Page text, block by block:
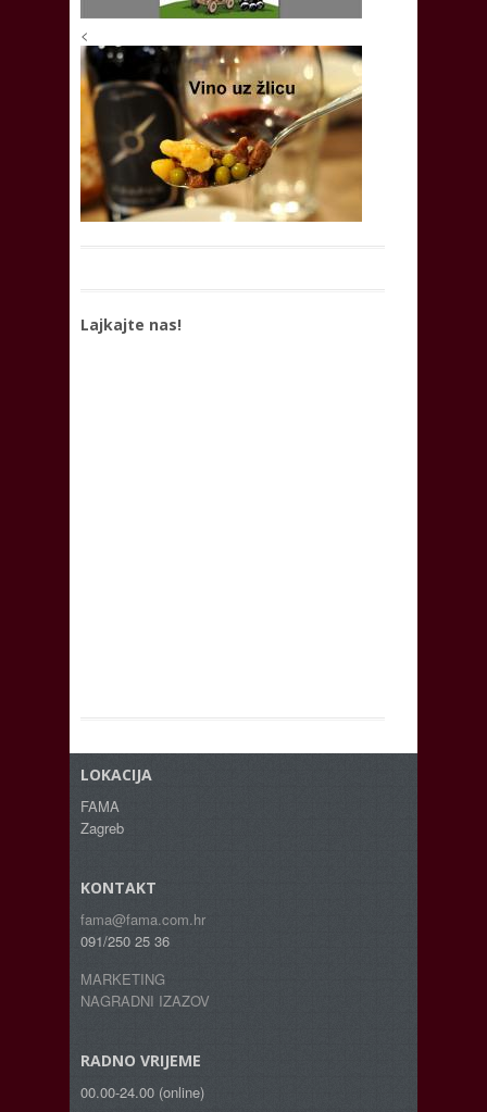
<
Lajkajte nas!
LOKACIJA
FAMA
Zagreb
KONTAKT
fama@fama.com.hr
091/250 25 36
MARKETING
NAGRADNI IZAZOV
RADNO VRIJEME
00.00-24.00 (online)